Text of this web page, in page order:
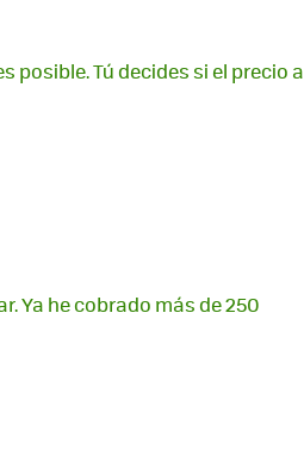
posible. Tú decides si el precio a
Ya he cobrado más de 250